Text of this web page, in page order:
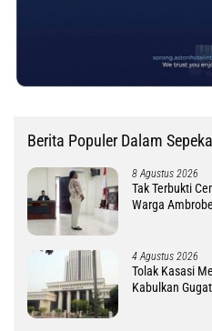
Berita Populer Dalam
8 Agustus 2026
Tak Terbukti
Warga
4 Agustus 2026
Tolak Kasasi
Kabulkan